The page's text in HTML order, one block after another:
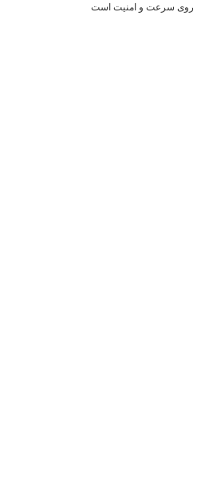
روی سرعت و امنیت است